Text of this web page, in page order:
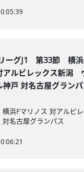
ーグJ1 第33節 横浜
アルビレックス新潟
神戸 対名古屋グラン
浜Fマリノス 対アルビ
名古屋グランパス